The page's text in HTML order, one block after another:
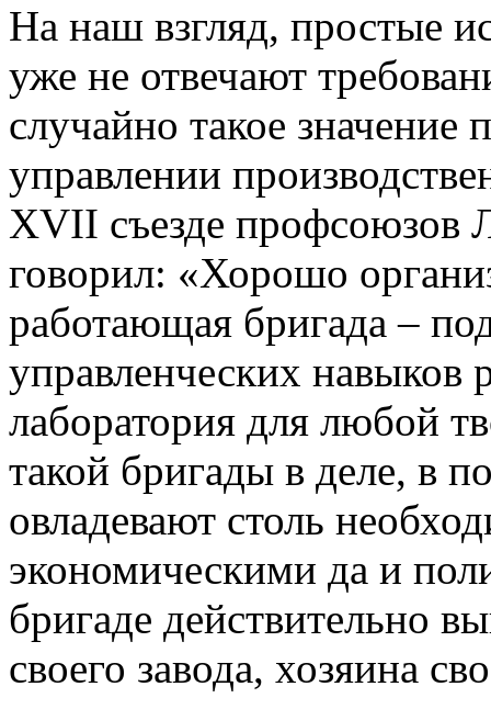
На наш взгляд, простые
уже не отвечают
случайно такое значение
управлении
XVII съезде профсоюзов
говорил: «Хорошо
работающая бригада –
управленческих навыков
лаборатория для любой
такой бригады в деле, в
овладевают столь
экономическими да и
бригаде действительно
своего завода, хозяина